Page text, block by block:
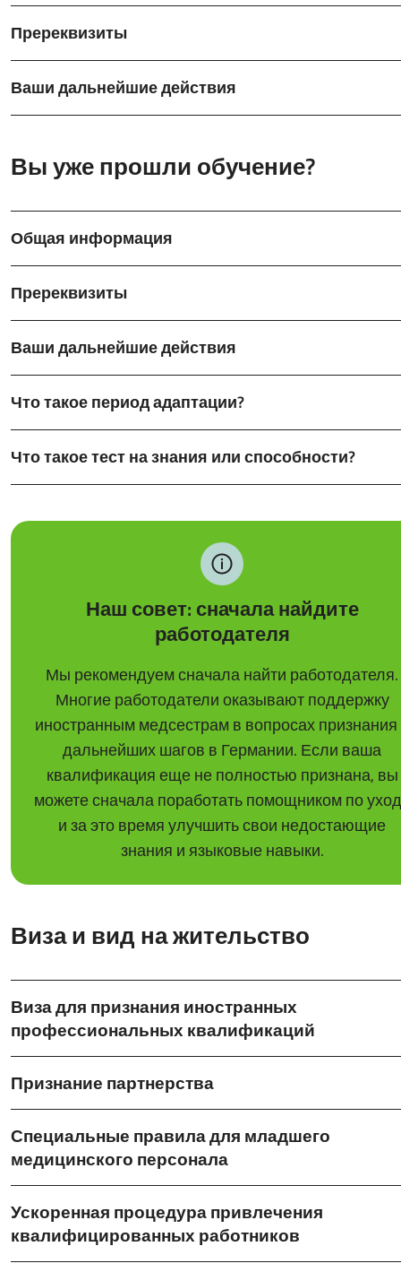
Пререквизиты
Ваши дальнейшие действия
Вы уже прошли обучение?
Общая информация
Пререквизиты
Ваши дальнейшие действия
Что такое период адаптации?
Что такое тест на знания или способности?
Наш совет: сначала найдите
работодателя
Мы рекомендуем сначала найти работодателя.
Многие работодатели оказывают поддержку
иностранным медсестрам в вопросах признания
дальнейших шагов в Германии. Если ваша
квалификация еще не полностью признана, вы
можете сначала поработать помощником по
и за это время улучшить свои недостающие
знания и языковые навыки.
Виза и вид на жительство
Виза для признания иностранных
профессиональных квалификаций
Признание партнерства
Специальные правила для младшего
медицинского персонала
Ускоренная процедура привлечения
квалифицированных работников